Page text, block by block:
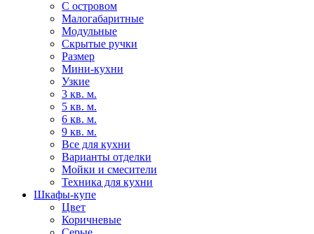
С островом
Малогабаритные
Модульные
Скрытые ручки
Размер
Мини-кухни
Узкие
3 кв. м.
5 кв. м.
6 кв. м.
9 кв. м.
Все для кухни
Варианты отделки
Мойки и смесители
Техника для кухни
Шкафы-купе
Цвет
Коричневые